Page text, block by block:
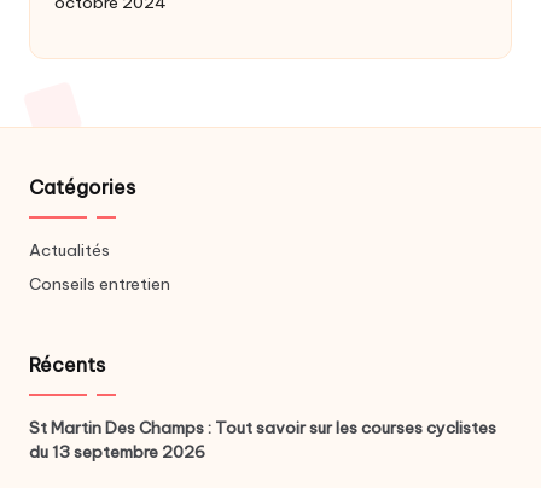
Catégories
Actualités
Conseils entretien
Récents
St Martin Des Champs : Tout savoir sur les courses cyclistes
du 13 septembre 2026